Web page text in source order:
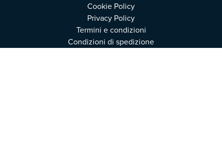
Cookie Policy
Privacy Policy
Termini e condizioni
Condizioni di spedizione